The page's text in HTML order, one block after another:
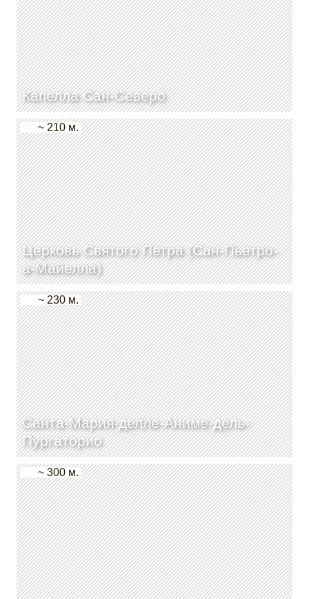
Капелла Сан-Северо
Церковь Святого Петра (Сан-Пьетро-
а-Майелла)
~ 210 м.
Санта-Мария-делле-Аниме-дель-
Пургаторио
~ 230 м.
~ 300 м.